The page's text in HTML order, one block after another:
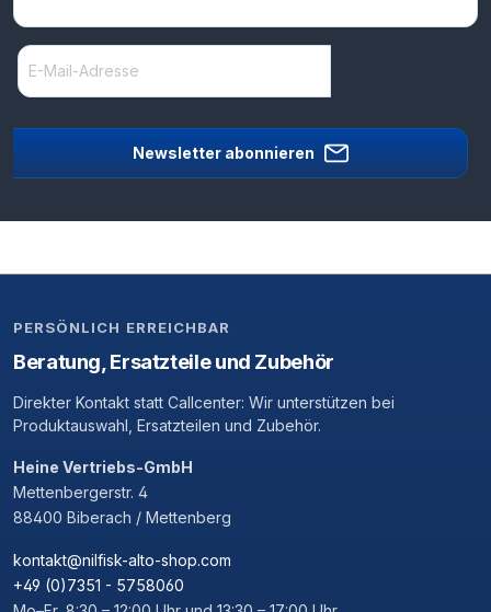
Newsletter abonnieren
PERSÖNLICH ERREICHBAR
Beratung, Ersatzteile und Zubehör
Direkter Kontakt statt Callcenter: Wir unterstützen bei
Produktauswahl, Ersatzteilen und Zubehör.
Heine Vertriebs-GmbH
Mettenbergerstr. 4
88400 Biberach / Mettenberg
kontakt@nilfisk-alto-shop.com
+49 (0)7351 - 5758060